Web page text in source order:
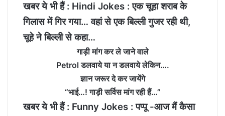
खबर ये भी हैं : Hindi Jokes : एक चूहा शराब के
गिलास में गिर गया… वहां से एक बिल्ली गुजर रही थी,
चूहे ने बिल्ली से कहा…
गाड़ी मांग कर ले जाने वाले
Petrol डलवाये या न डलवाये लेकिन….
ज्ञान जरूर दे कर जायेंगे
“भाई…! गाड़ी सर्विस मांग रही हैं…”
खबर ये भी हैं : Funny Jokes : पप्‍पू -आज मैं कैसा